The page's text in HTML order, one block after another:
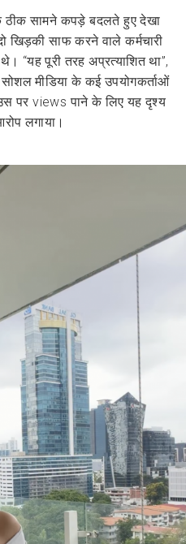
ठीक सामने कपड़े बदलते हुए देखा
साफ करने वाले कर्मचारी
“यह पूरी तरह अप्रत्याशित था”,
मीडिया के कई उपयोगकर्ताओं
पर views पाने के लिए यह दृश्य
लगाया।